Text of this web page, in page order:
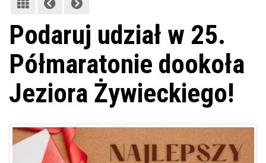
Podaruj udział w 25.
Półmaratonie dookoła
Jeziora Żywieckiego!